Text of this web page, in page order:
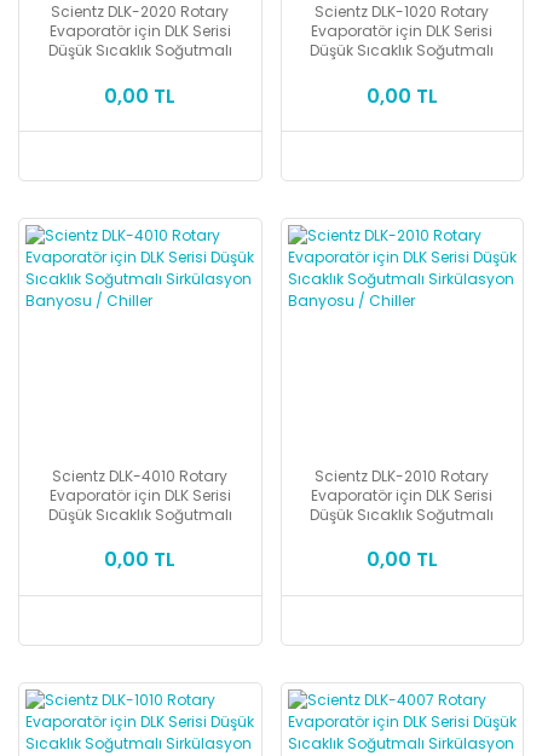
Scientz DLK-2020 Rotary
Evaporatör için DLK Serisi
Düşük Sıcaklık Soğutmalı
0,00 TL
Scientz DLK-1020 Rotary
Evaporatör için DLK Serisi
Düşük Sıcaklık Soğutmalı
0,00 TL
Scientz DLK-4010 Rotary
Evaporatör için DLK Serisi
Düşük Sıcaklık Soğutmalı
0,00 TL
Scientz DLK-2010 Rotary
Evaporatör için DLK Serisi
Düşük Sıcaklık Soğutmalı
0,00 TL